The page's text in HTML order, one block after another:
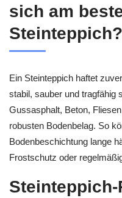
sich am
Steinteppich?
Ein Steinteppich haftet
stabil, sauber und tragfähig
Gussasphalt, Beton,
robusten Bodenbelag. So
Bodenbeschichtung lange
Frostschutz oder